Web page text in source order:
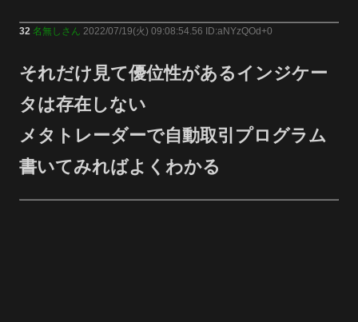
32 名無しさん 2022/07/19(火) 09:08:54.56 ID:aNYzQOd+0
それだけ見て優位性があるインジケー
タは存在しない
メタトレーダーで自動取引プログラム
書いてみればよくわかる